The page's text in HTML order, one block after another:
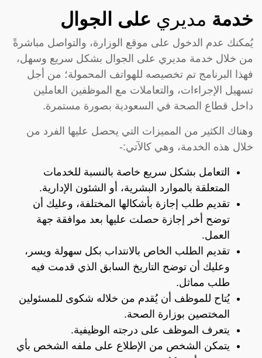
خدمة مديري على الجوال
يُمكنك عدم الدخول على موقع الوزارة، والتواصل مباشرةً
من خلال خدمة مديري على الجوال بشكل سريع وسهل،
فهذا البرنامج تم تخصيصه للهواتف المحمولة؛ من أجل
تسهيل الإجراءات، والتعاملات مع الموظفين العاملين
داخل قطاع الصحة في السعودية بصورة مستمرة.
وهناك الكثير من المميزات التي يحصل عليها الفرد من
خلال هذه الخدمة، وهي كالآتي:-
التعامل بشكل سريع خاصة بالنسبة للخدمات
المتعلقة بالموارد البشرية، أو الشئون الإدارية.
تقديم طلب إجازة بأشكالها المختلفة، وعليك أن
توضح أخر إجازة حصلت عليها بعد موافقة جهة
العمل.
تقديم الطلب الخاص بالانتداب بكل سهولة ويسر،
وعليك أن توضح التاريخ السابق الذي قدمت فيه
طلب مماثل.
يُتاح للموظف أن يُقدم من خلاله شكوى للمسئولين
المختصين بوزارة الصحة.
يتعرف الموظف على درجته الوظيفية.
يتمكن الشخص من الإطلاع على ملفه الشخص بأي